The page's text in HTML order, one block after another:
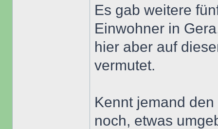
Es gab weitere
Einwohner in
hier aber auf
vermutet.
Kennt jemand
noch, etwas